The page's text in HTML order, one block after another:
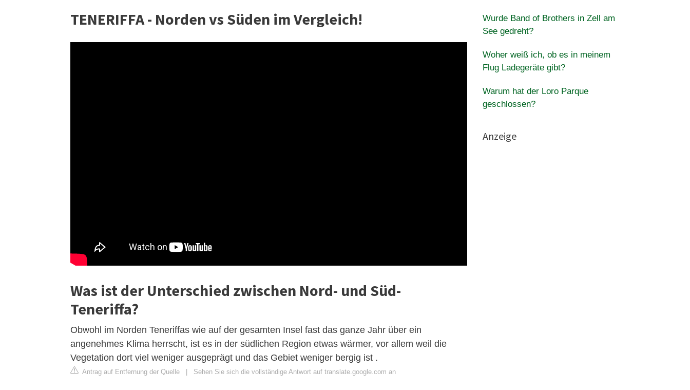
TENERIFFA - Norden vs Süden im Vergleich!
Was ist der Unterschied zwischen Nord- und Süd-
Teneriffa?
Obwohl im Norden Teneriffas wie auf der gesamten Insel fast das ganze Jahr über ein
angenehmes Klima herrscht, ist es in der südlichen Region etwas wärmer, vor allem weil die
Vegetation dort viel weniger ausgeprägt und das Gebiet weniger bergig ist .
Antrag auf Entfernung der Quelle | Sehen Sie sich die vollständige Antwort auf translate.google.com an
Wurde Band of Brothers in Zell am
See gedreht?
Woher weiß ich, ob es in meinem
Flug Ladegeräte gibt?
Warum hat der Loro Parque
geschlossen?
Anzeige